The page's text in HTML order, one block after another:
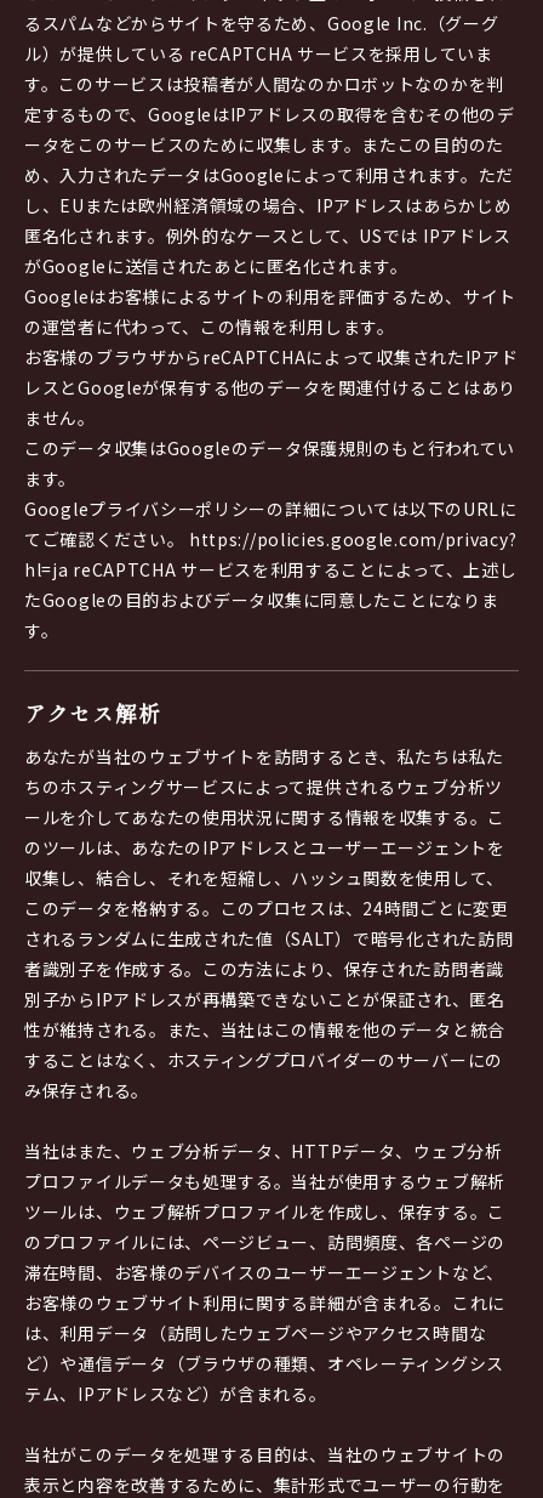
るスパムなどからサイトを守るため、Google Inc.（グーグ
ル）が提供している reCAPTCHA サービスを採用していま
す。このサービスは投稿者が人間なのかロボットなのかを判
定するもので、GoogleはIPアドレスの取得を含むその他のデ
ータをこのサービスのために収集します。またこの目的のた
め、入力されたデータはGoogleによって利用されます。ただ
し、EUまたは欧州経済領域の場合、IPアドレスはあらかじめ
匿名化されます。例外的なケースとして、USでは IPアドレス
がGoogleに送信されたあとに匿名化されます。
Googleはお客様によるサイトの利用を評価するため、サイト
の運営者に代わって、この情報を利用します。
お客様のブラウザからreCAPTCHAによって収集されたIPアド
レスとGoogleが保有する他のデータを関連付けることはあり
ません。
このデータ収集はGoogleのデータ保護規則のもと行われてい
ます。
Googleプライバシーポリシーの詳細については以下のURLに
てご確認ください。 https://policies.google.com/privacy?
hl=ja reCAPTCHA サービスを利用することによって、上述し
たGoogleの目的およびデータ収集に同意したことになりま
す。
アクセス解析
あなたが当社のウェブサイトを訪問するとき、私たちは私た
ちのホスティングサービスによって提供されるウェブ分析ツ
ールを介してあなたの使用状況に関する情報を収集する。こ
のツールは、あなたのIPアドレスとユーザーエージェントを
収集し、結合し、それを短縮し、ハッシュ関数を使用して、
このデータを格納する。このプロセスは、24時間ごとに変更
されるランダムに生成された値（SALT）で暗号化された訪問
者識別子を作成する。この方法により、保存された訪問者識
別子からIPアドレスが再構築できないことが保証され、匿名
性が維持される。また、当社はこの情報を他のデータと統合
することはなく、ホスティングプロバイダーのサーバーにの
み保存される。
当社はまた、ウェブ分析データ、HTTPデータ、ウェブ分析
プロファイルデータも処理する。当社が使用するウェブ解析
ツールは、ウェブ解析プロファイルを作成し、保存する。こ
のプロファイルには、ページビュー、訪問頻度、各ページの
滞在時間、お客様のデバイスのユーザーエージェントなど、
お客様のウェブサイト利用に関する詳細が含まれる。これに
は、利用データ（訪問したウェブページやアクセス時間な
ど）や通信データ（ブラウザの種類、オペレーティングシス
テム、IPアドレスなど）が含まれる。
当社がこのデータを処理する目的は、当社のウェブサイトの
表示と内容を改善するために、集計形式でユーザーの行動を